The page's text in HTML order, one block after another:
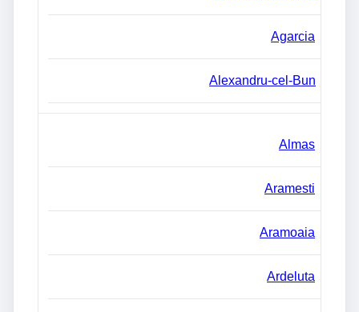
Agarcia
Alexandru-cel-Bun
Almas
Aramesti
Aramoaia
Ardeluta